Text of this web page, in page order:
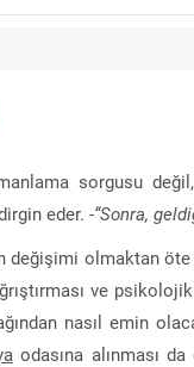
sorgusu
eder. -“Sonra,
değişimi olmaktan
ve
nasıl emin
odasına alınması